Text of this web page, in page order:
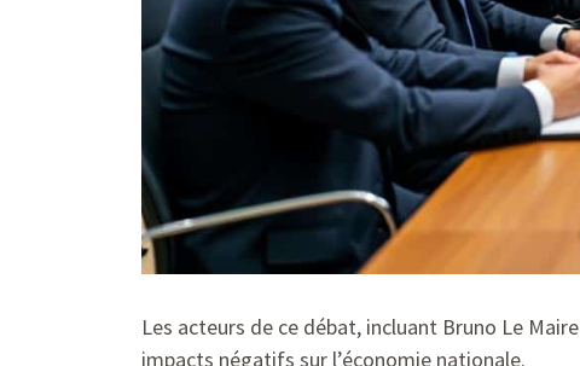
Les acteurs de ce débat, incluant Bruno Le
impacts négatifs sur l’économie nationale.